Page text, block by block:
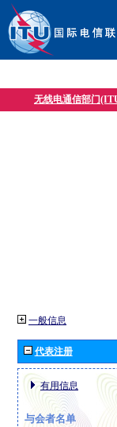
无线电通信部门
一般信息
代表注册
有用信息
与会者名单